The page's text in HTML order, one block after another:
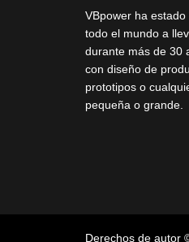
VBpower ha
todo el mundo a
durante más de 30
con diseño de
prototipos o
pequeña o grande.
Derechos de autor